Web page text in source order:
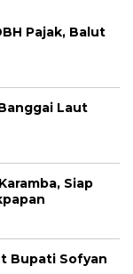
Pajak, Balut
Laut
Siap
Bupati Sofyan